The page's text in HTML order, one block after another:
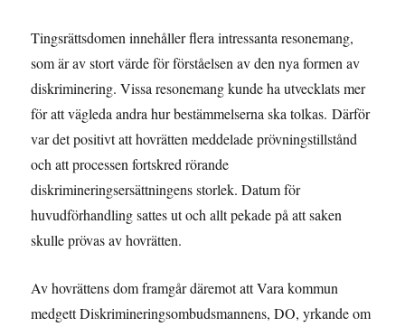
Tingsrättsdomen innehåller flera intressanta resonemang,
som är av stort värde för förståelsen av den nya formen av
diskriminering. Vissa resonemang kunde ha utvecklats mer
för att vägleda andra hur bestämmelserna ska tolkas. Därför
var det positivt att hovrätten meddelade prövningstillstånd
och att processen fortskred rörande
diskrimineringsersättningens storlek. Datum för
huvudförhandling sattes ut och allt pekade på att saken
skulle prövas av hovrätten.
Av hovrättens dom framgår däremot att Vara kommun
medgett Diskrimineringsombudsmannens, DO, yrkande om